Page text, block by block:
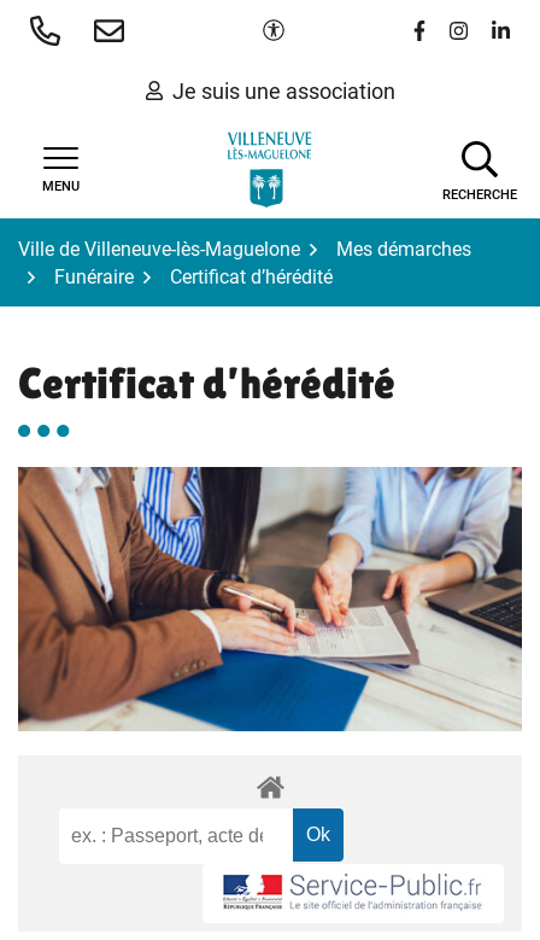
Aller
Paramètres d'accessibilité
Lien vers le
Lien vers
Lien
Je suis une association
MENU
RECHERCHE
Ville de Villeneuve-lès-Maguelone
Mes démarches
Funéraire
Certificat d’hérédité
Certificat d’hérédité